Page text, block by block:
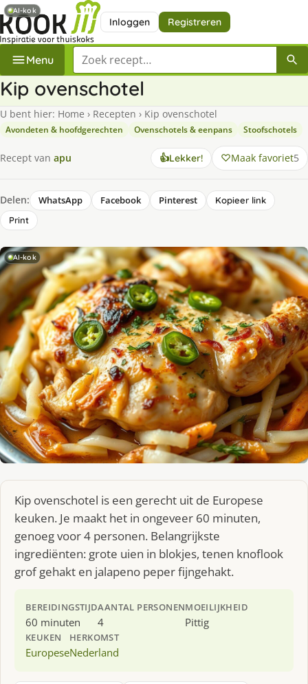
Inloggen Registreren
Menu Zoek een recept
Kip ovenschotel
U bent hier: Home › Recepten › Kip ovenschotel
Avondeten & hoofdgerechten Ovenschotels & eenpans Stoofschotels
Recept van apu 👍Lekker! Maak favoriet5
Delen: WhatsApp Facebook Pinterest
Kopieer link
Print
AI-kok
Kip ovenschotel is een gerecht uit de Europese
keuken. Je maakt het in ongeveer 60 minuten,
genoeg voor 4 personen. Belangrijkste
ingrediënten: grote uien in blokjes, tenen knoflook
grof gehakt en jalapeno peper fijngehakt.
BEREIDINGSTIJD
60 minuten
AANTAL PERSONEN
4
MOEILIJKHEID
Pittig
KEUKEN
Europese
HERKOMST
Nederland
AI-kok